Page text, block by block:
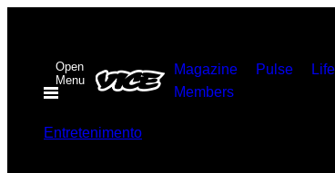
contentOpen
Menu
Magazine Pulse Life
Members
Entretenimento